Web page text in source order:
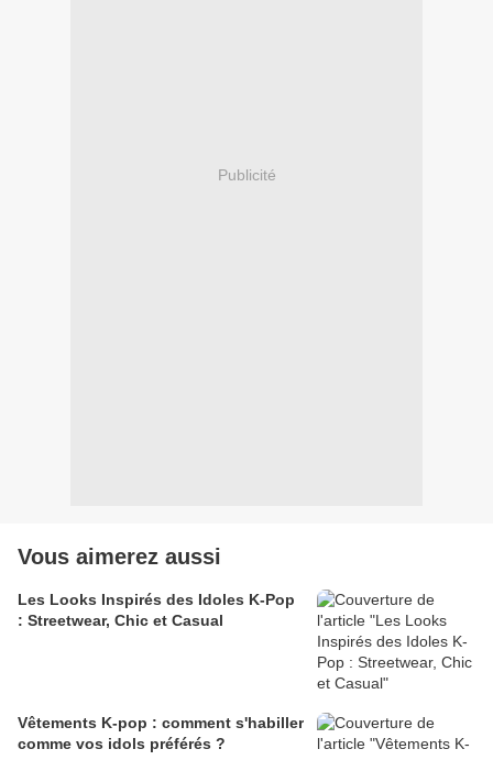
Publicité
Vous aimerez aussi
Les Looks Inspirés des Idoles K-Pop
: Streetwear, Chic et Casual
Vêtements K-pop : comment s'habiller
comme vos idols préférés ?